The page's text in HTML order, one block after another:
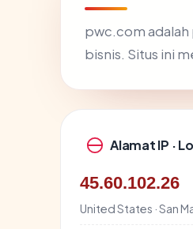
pwc.com adalah
bisnis. Situs ini
Alamat IP ·
45.60.102.26
United States · San